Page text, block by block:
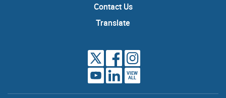
Contact Us
Translate
VIEW
ALL